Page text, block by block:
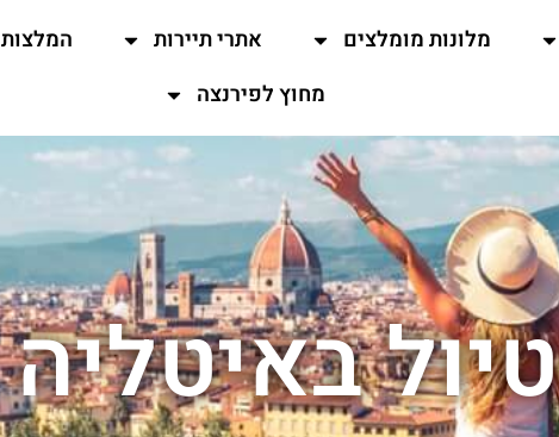
מלונות מומלצים אתרי תיירות המלצות
מחוץ לפירנצה
טיול באיטליה